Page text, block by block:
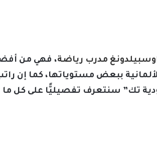
مدرب رياضة، فهي من
ببعض مستوياتها، كما إن
تك” سنتعرف تفصيليًّا على كل